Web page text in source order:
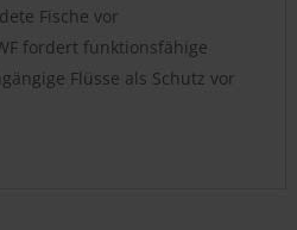
Fische vor
fordert funktionsfähige
Flüsse als Schutz vor